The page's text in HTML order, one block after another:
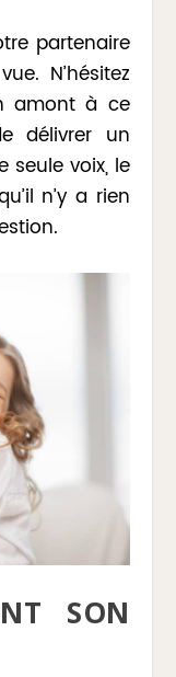
partenaire
N’hésitez
amont à ce
délivrer un
seule voix, le
n’y a rien
SON